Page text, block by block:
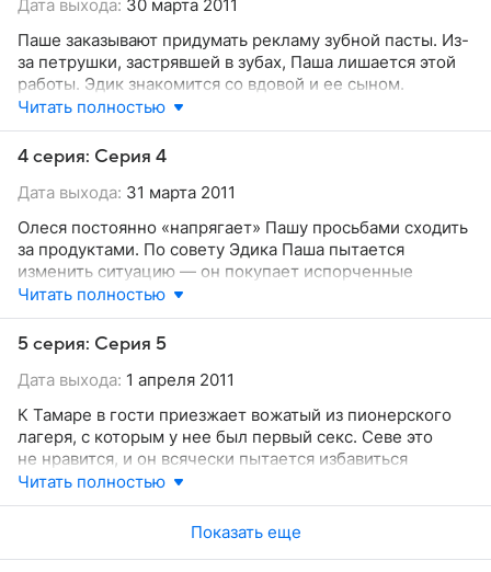
Дата выхода: 30 марта 2011
Паше заказывают придумать рекламу зубной пасты. Из-
за петрушки, застрявшей в зубах, Паша лишается этой
работы. Эдик знакомится со вдовой и ее сыном.
Он выдает себя тоже за вдовца и просит Севу одолжить
дочку для поездки с новой знакомой на курорт. Сева
в тайне от Тамары едет вместе с Эдиком. На этот же
курорт приезжает и Тамара, чтобы снять сенсационный
материал. Там-то они все и встречаются!
Читать полностью
4 серия: Серия 4
Дата выхода: 31 марта 2011
Олеся постоянно «напрягает» Пашу просьбами сходить
за продуктами. По совету Эдика Паша пытается
изменить ситуацию — он покупает испорченные
продукты. Эдик знакомится с новой девушкой Светой,
она ему так нравится, что он даже решает начать
серьезные отношения. Эдик пытается выяснить,
сколько мужчин было у Светы, и можно ли ей доверять.
Тамара записывает Севу в бассейн на 6 утра.
возраста...
Читать полностью
5 серия: Серия 5
Дата выхода: 1 апреля 2011
К Тамаре в гости приезжает вожатый из пионерского
лагеря, с которым у нее был первый секс. Севе это
не нравится, и он всячески пытается избавиться
от гостя. Паша разговаривает с друзьями по телефону
только тогда, когда выгуливает собаку. Сева обижается
на него за это и перестает разговаривать с ним. В итоге
Паша начинает обзванивать всех, кого только можно.
Читать полностью
Показать еще